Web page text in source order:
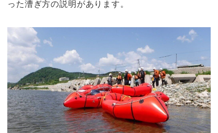
った漕ぎ方の説明があります。